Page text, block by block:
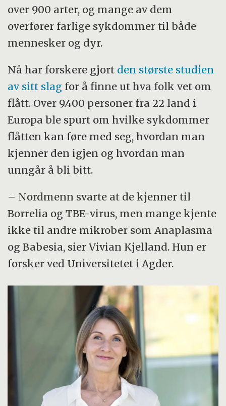
over 900 arter, og mange av dem
overfører farlige sykdommer til både
mennesker og dyr.
Nå har forskere gjort den største studien
av sitt slag for å finne ut hva folk vet om
flått. Over 9.400 personer fra 22 land i
Europa ble spurt om hvilke sykdommer
flåtten kan føre med seg, hvordan man
kjenner den igjen og hvordan man
unngår å bli bitt.
– Nordmenn svarte at de kjenner til
Borrelia og TBE-virus, men mange kjente
ikke til andre mikrober som Anaplasma
og Babesia, sier Vivian Kjelland. Hun er
forsker ved Universitetet i Agder.